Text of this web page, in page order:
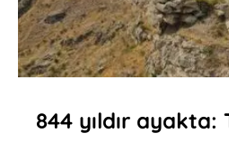
844 yıldır ayakta: